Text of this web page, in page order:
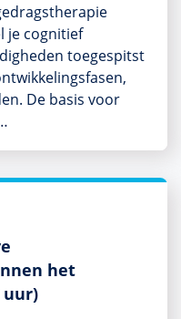
je cognitief
toegespitst
De basis voor
het
uur)